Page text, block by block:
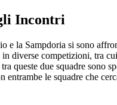
Incontri
e la Sampdoria si sono
diverse competizioni, tra
queste due squadre sono
entrambe le squadre che